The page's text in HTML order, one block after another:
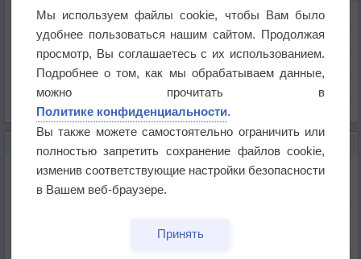
Температура
Давление
Осадки
Список всех карт
Дневная температура воздуха в ОАЭ превысила
+51°
Мы используем файлы cookie, чтобы Вам было
удобнее пользоваться нашим сайтом. Продолжая
просмотр, Вы соглашаетесь с их использованием.
Подробнее о том, как мы обрабатываем данные,
можно прочитать в
Политике конфиденциальности.
Вы также можете самостоятельно ограничить или
полностью запретить сохранение файлов cookie,
изменив соответствующие настройки безопасности
в Вашем веб-браузере.
Принять